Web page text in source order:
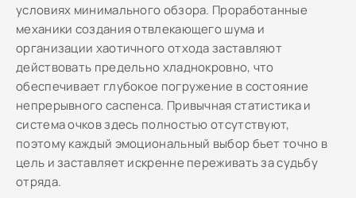
условиях минимального обзора. Проработанные
механики создания отвлекающего шума и
организации хаотичного отхода заставляют
действовать предельно хладнокровно, что
обеспечивает глубокое погружение в состояние
непрерывного саспенса. Привычная статистика и
система очков здесь полностью отсутствуют,
поэтому каждый эмоциональный выбор бьет точно в
цель и заставляет искренне переживать за судьбу
отряда.